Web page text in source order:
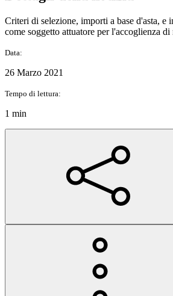
Criteri di selezione, importi a base d'asta, e
come soggetto attuatore per l'accoglienza
Data:
26 Marzo 2021
Tempo di lettura:
1 min